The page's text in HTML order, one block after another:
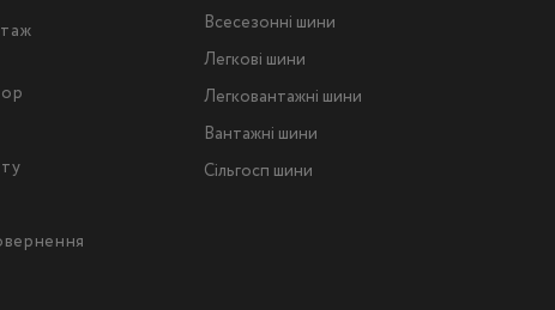
Всесезонні шини
Легкові шини
Легковантажнi шини
Вантажнi шини
Сільгосп шини